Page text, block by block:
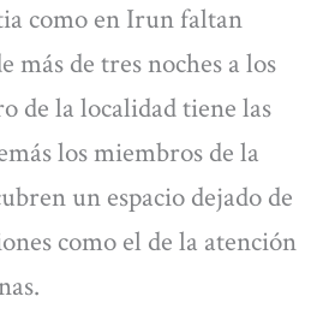
como en Irun faltan
más de tres noches a los
de la localidad tiene las
los miembros de la
un espacio dejado de
como el de la atención